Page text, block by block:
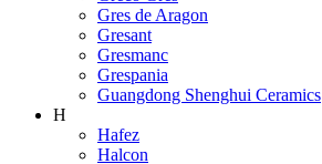
Gres de Aragon
Gresant
Gresmanc
Grespania
Guangdong Shenghui Ceramics
H
Hafez
Halcon